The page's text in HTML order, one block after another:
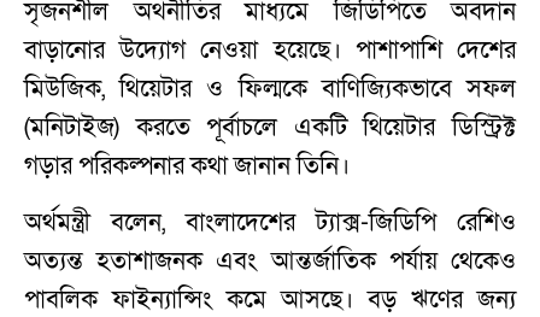
সৃজনশীল অর্থনীতির মাধ্যমে জিডিপিতে অবদান
বাড়ানোর উদ্যোগ নেওয়া হয়েছে। পাশাপাশি দেশের
মিউজিক, থিয়েটার ও ফিল্মকে বাণিজ্যিকভাবে সফল
(মনিটাইজ) করতে পূর্বাচলে একটি থিয়েটার ডিস্ট্রিক্ট
গড়ার পরিকল্পনার কথা জানান তিনি।
অর্থমন্ত্রী বলেন, বাংলাদেশের ট্যাক্স-জিডিপি রেশিও
অত্যন্ত হতাশাজনক এবং আন্তর্জাতিক পর্যায় থেকেও
পাবলিক ফাইন্যান্সিং কমে আসছে। বড় ঋণের জন্য